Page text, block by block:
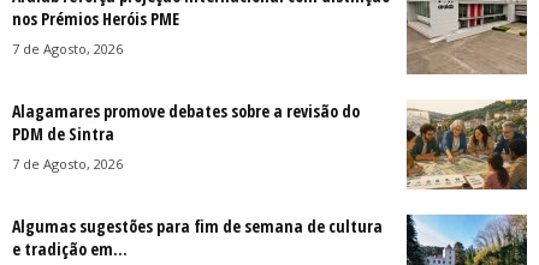
nos Prémios Heróis PME
7 de Agosto, 2026
Alagamares promove debates sobre a revisão do
PDM de Sintra
7 de Agosto, 2026
Algumas sugestões para fim de semana de cultura
e tradição em...